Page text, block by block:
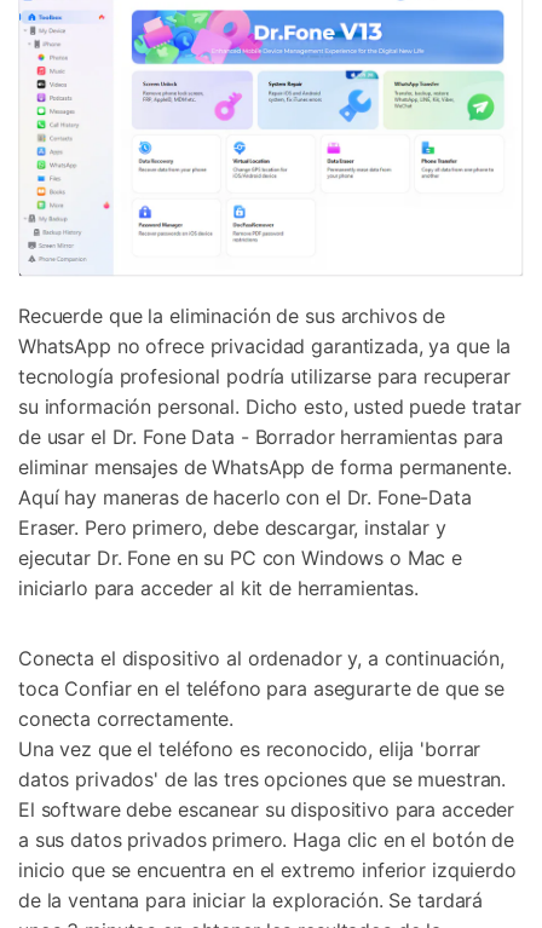
Recuerde que la eliminación de sus archivos de
WhatsApp no ofrece privacidad garantizada, ya que la
tecnología profesional podría utilizarse para recuperar
su información personal. Dicho esto, usted puede tratar
de usar el Dr. Fone Data - Borrador herramientas para
eliminar mensajes de WhatsApp de forma permanente.
Aquí hay maneras de hacerlo con el Dr. Fone-Data
Eraser. Pero primero, debe descargar, instalar y
ejecutar Dr. Fone en su PC con Windows o Mac e
iniciarlo para acceder al kit de herramientas.
Conecta el dispositivo al ordenador y, a continuación,
toca Confiar en el teléfono para asegurarte de que se
conecta correctamente.
Una vez que el teléfono es reconocido, elija 'borrar
datos privados' de las tres opciones que se muestran.
El software debe escanear su dispositivo para acceder
a sus datos privados primero. Haga clic en el botón de
inicio que se encuentra en el extremo inferior izquierdo
de la ventana para iniciar la exploración. Se tardará